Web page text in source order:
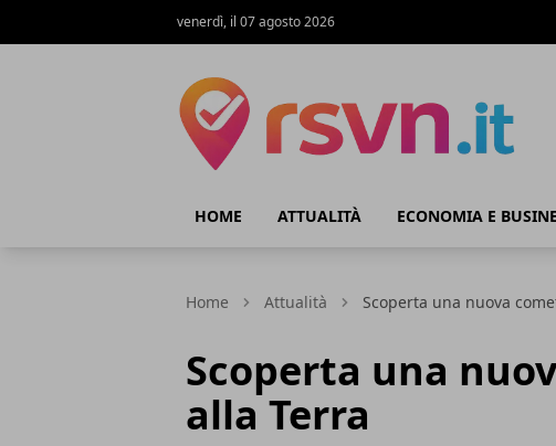
venerdì, il 07 agosto 2026
HOME ATTUALITÀ ECONOMIA E
Home Attualità Scoperta una nuova
Scoperta una
alla Terra